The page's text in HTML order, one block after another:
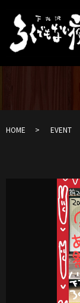
HOME EVENT